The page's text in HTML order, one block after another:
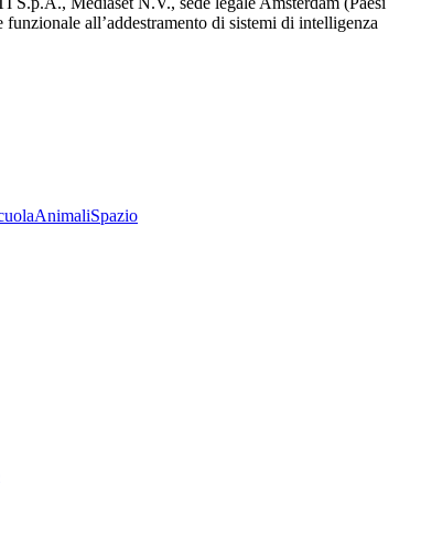
all’addestramento di sistemi di intelligenza
AnimaliSpazio